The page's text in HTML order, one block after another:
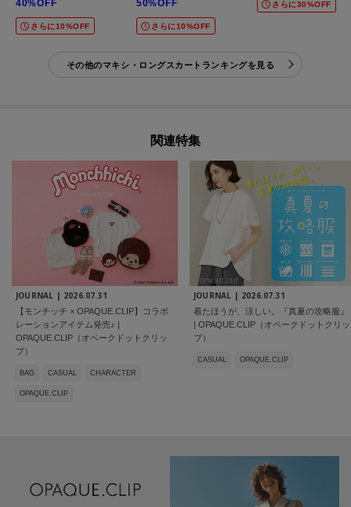
40%OFF
さらに10%OFF
50%OFF
さらに10%OFF
さらに30%OFF
その他のマキシ・ロングスカートランキングを見る
関連特集
JOURNAL | 2026.07.31
【モンチッチ × OPAQUE.CLIP】コラボ
レーションアイテム発売♪ |
OPAQUE.CLIP（オペークドットクリッ
プ）
BAG CASUAL CHARACTER
OPAQUE.CLIP
JOURNAL | 2026.07.31
着たほうが、涼しい。『真夏の攻略服』
| OPAQUE.CLIP（オペークドットクリッ
プ）
CASUAL OPAQUE.CLIP